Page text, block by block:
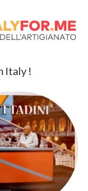
Italy !